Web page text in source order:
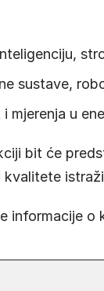
sustave,
mjerenja u
bit će
kvalitete
informacije o